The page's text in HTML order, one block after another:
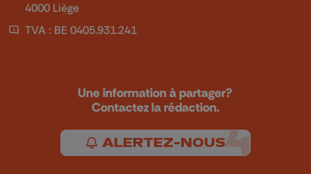
4000 Liège
TVA : BE 0405.931.241
Une information à partager?
Contactez la rédaction.
ALERTEZ-NOUS